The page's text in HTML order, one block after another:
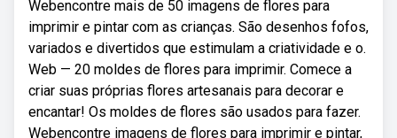
Webencontre mais de 50 imagens de flores para
imprimir e pintar com as crianças. São desenhos fofos,
variados e divertidos que estimulam a criatividade e o.
Web — 20 moldes de flores para imprimir. Comece a
criar suas próprias flores artesanais para decorar e
encantar! Os moldes de flores são usados para fazer.
Webencontre imagens de flores para imprimir e pintar,